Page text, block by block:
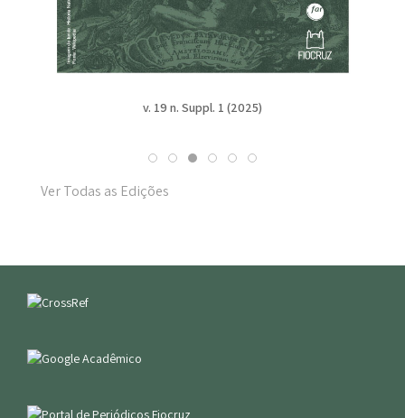
v. 19 n. Suppl. 1 (2025)
Ver Todas as Edições